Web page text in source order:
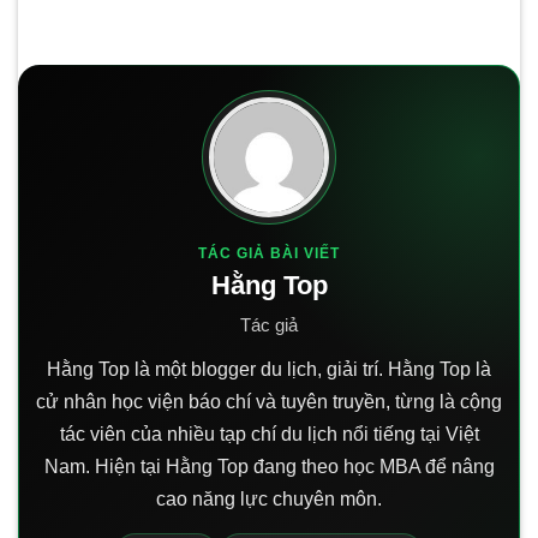
TÁC GIẢ BÀI VIẾT
Hằng Top
Tác giả
Hằng Top là một blogger du lịch, giải trí. Hằng Top là
cử nhân học viện báo chí và tuyên truyền, từng là cộng
tác viên của nhiều tạp chí du lịch nổi tiếng tại Việt
Nam. Hiện tại Hằng Top đang theo học MBA để nâng
cao năng lực chuyên môn.